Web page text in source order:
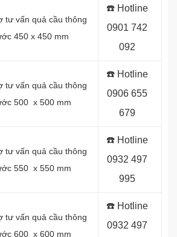
tư vấn quả cầu thông
450 x 450 mm
☎️ Hotline
0901 742
092
tư vấn quả cầu thông
500 x 500 mm
☎️ Hotline
0906 655
679
tư vấn quả cầu thông
550 x 550 mm
☎️ Hotline
0932 497
995
tư vấn quả cầu thông
600 x 600 mm
☎️ Hotline
0932 497